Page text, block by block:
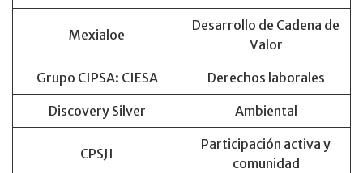
Mexialoe
Desarrollo de Cadena de
Valor
Grupo CIPSA: CIESA Derechos laborales
Discovery Silver Ambiental
CPSJI
Participación activa y
comunidad